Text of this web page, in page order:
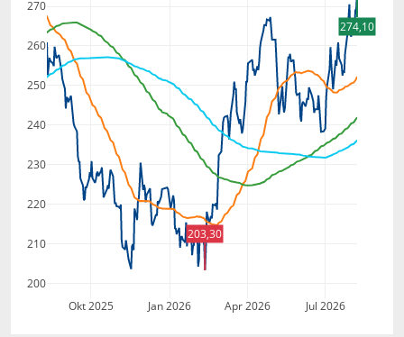
Okt 2025 Jan 2026 Apr 2026 Jul 2026
200
210
220
230
240
250
260
270
274,10
203,30